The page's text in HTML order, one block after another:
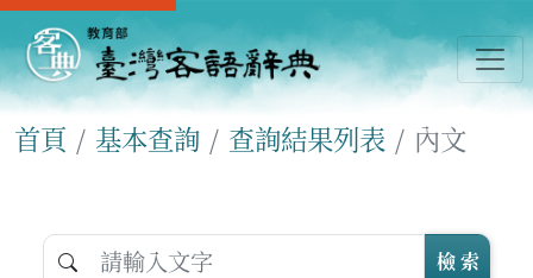
首頁 基本查詢 查詢結果列表 內文
檢 索